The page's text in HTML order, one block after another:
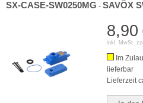
SX-CASE-SW0250MG - SAVÖX
8,90
inkl. MwSt.
Im
lieferbar
Lieferzeit